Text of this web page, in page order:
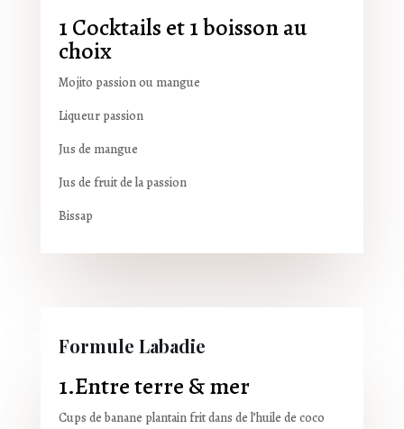
1 Cocktails et 1 boisson au
choix
Mojito passion ou mangue
Liqueur passion
Jus de mangue
Jus de fruit de la passion
Bissap
Formule Labadie
1.Entre terre & mer
Cups de banane plantain frit dans de l’huile de coco